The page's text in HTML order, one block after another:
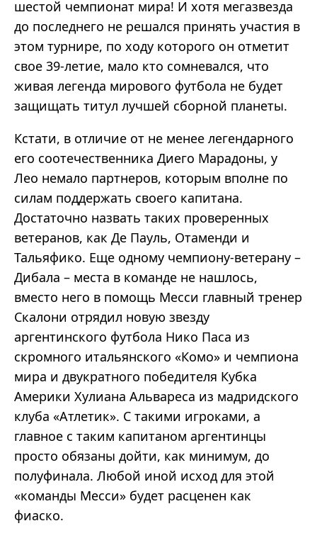
шестой чемпионат мира! И хотя мегазвезда
до последнего не решался принять участия в
этом турнире, по ходу которого он отметит
свое 39-летие, мало кто сомневался, что
живая легенда мирового футбола не будет
защищать титул лучшей сборной планеты.
Кстати, в отличие от не менее легендарного
его соотечественника Диего Марадоны, у
Лео немало партнеров, которым вполне по
силам поддержать своего капитана.
Достаточно назвать таких проверенных
ветеранов, как Де Пауль, Отаменди и
Тальяфико. Еще одному чемпиону-ветерану –
Дибала – места в команде не нашлось,
вместо него в помощь Месси главный тренер
Скалони отрядил новую звезду
аргентинского футбола Нико Паса из
скромного итальянского «Комо» и чемпиона
мира и двукратного победителя Кубка
Америки Хулиана Альвареса из мадридского
клуба «Атлетик». С такими игроками, а
главное с таким капитаном аргентинцы
просто обязаны дойти, как минимум, до
полуфинала. Любой иной исход для этой
«команды Месси» будет расценен как
фиаско.